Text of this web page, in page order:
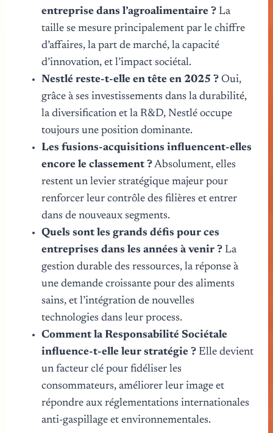
entreprise dans l’agroalimentaire ? La
taille se mesure principalement par le chiffre
d’affaires, la part de marché, la capacité
d’innovation, et l’impact sociétal.
Nestlé reste-t-elle en tête en 2025 ? Oui,
grâce à ses investissements dans la durabilité,
la diversification et la R&D, Nestlé occupe
toujours une position dominante.
Les fusions-acquisitions influencent-elles
encore le classement ?Absolument, elles
restent un levier stratégique majeur pour
renforcer leur contrôle des filières et entrer
dans de nouveaux segments.
Quels sont les grands défis pour ces
entreprises dans les années à venir ? La
gestion durable des ressources, la réponse à
une demande croissante pour des aliments
sains, et l’intégration de nouvelles
technologies dans leur process.
Comment la Responsabilité Sociétale
influence-t-elle leur stratégie ? Elle devient
un facteur clé pour fidéliser les
consommateurs, améliorer leur image et
répondre aux réglementations internationales
anti-gaspillage et environnementales.